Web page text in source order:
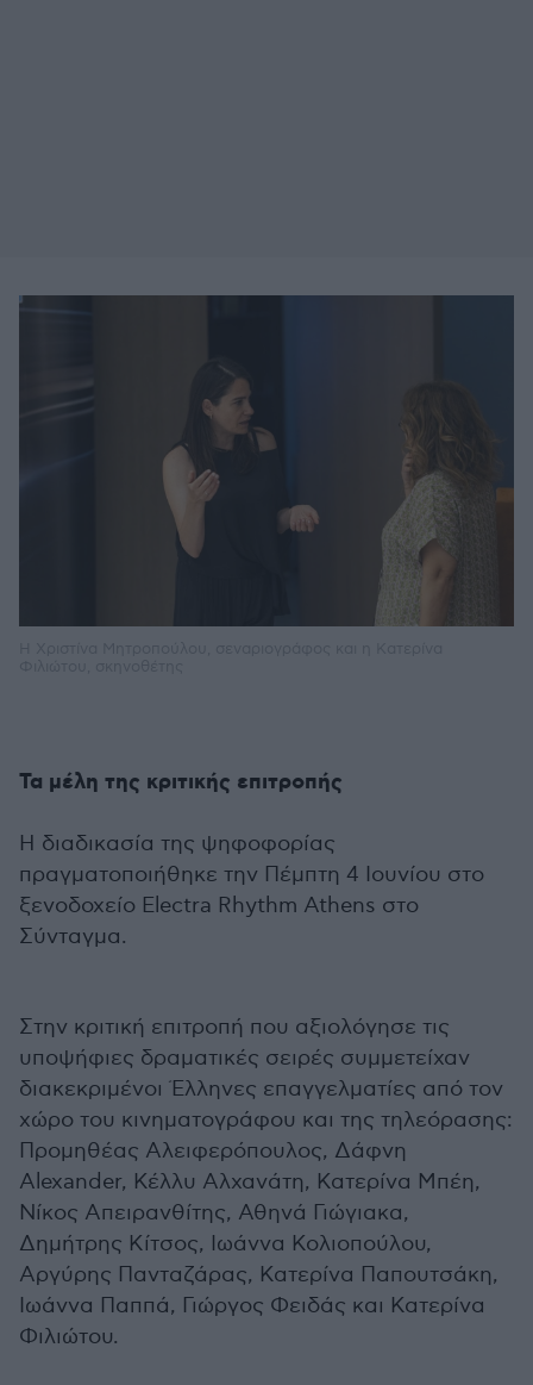
Τα μέλη της κριτικής επιτροπής
Η διαδικασία της ψηφοφορίας
πραγματοποιήθηκε την Πέμπτη 4 Ιουνίου στο
ξενοδοχείο Electra Rhythm Athens στο
Σύνταγμα.
Στην κριτική επιτροπή που αξιολόγησε τις
υποψήφιες δραματικές σειρές συμμετείχαν
διακεκριμένοι Έλληνες επαγγελματίες από τον
χώρο του κινηματογράφου και της τηλεόρασης:
Προμηθέας Αλειφερόπουλος, Δάφνη
Alexander, Κέλλυ Αλχανάτη, Κατερίνα Μπέη,
Νίκος Απειρανθίτης, Αθηνά Γιώγιακα,
Δημήτρης Κίτσος, Ιωάννα Κολιοπούλου,
Αργύρης Πανταζάρας, Κατερίνα Παπουτσάκη,
Ιωάννα Παππά, Γιώργος Φειδάς και Κατερίνα
Φιλιώτου.